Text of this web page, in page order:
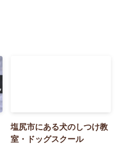
塩尻市にある犬のしつけ教
室・ドッグスクール